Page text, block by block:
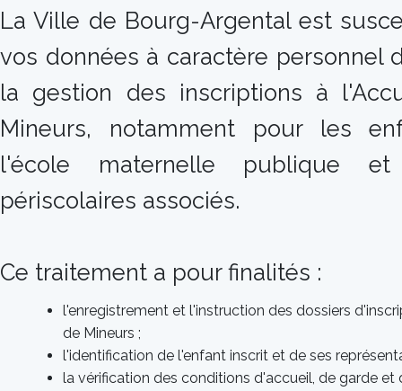
La Ville de Bourg-Argental est
vos données à caractère personnel
la gestion des inscriptions à
Mineurs, notamment pour les
l'école maternelle publique
périscolaires associés.
Ce traitement a pour finalités :
l'enregistrement et l'instruction des dossiers
de Mineurs ;
l'identification de l'enfant inscrit et de ses
la vérification des conditions d'accueil, de garde et